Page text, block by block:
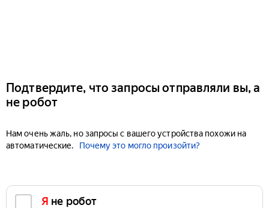
Подтвердите, что запросы отправляли вы, а
не робот
Нам очень жаль, но запросы с вашего устройства похожи на
автоматические.
Почему это могло произойти?
Я не робот